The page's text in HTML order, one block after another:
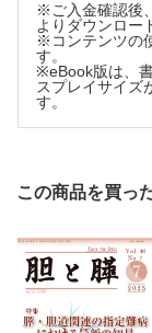
※ご入金確認後
よりダウンロー
※コンテンツの
す。
※eBook版は、
スプレイサイズ
す。
この商品を買っ